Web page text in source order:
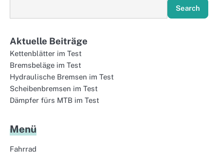
Search
Aktuelle Beiträge
Kettenblätter im Test
Bremsbeläge im Test
Hydraulische Bremsen im Test
Scheibenbremsen im Test
Dämpfer fürs MTB im Test
Menü
Fahrrad